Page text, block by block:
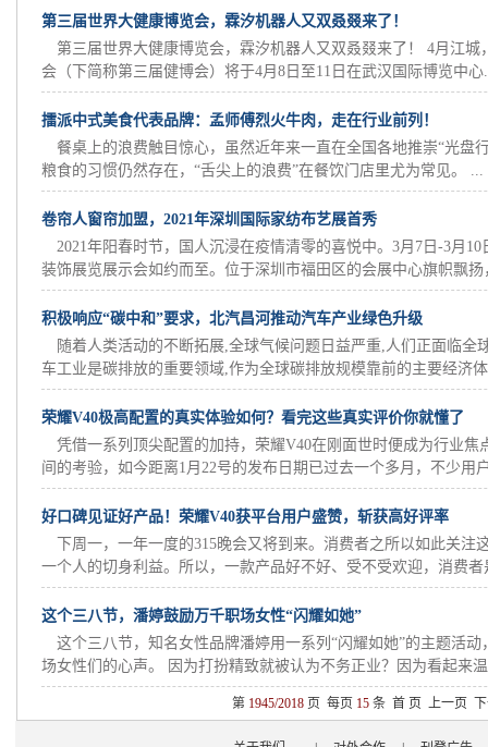
第三届世界大健康博览会，霖汐机器人又双叒叕来了！
第三届世界大健康博览会，霖汐机器人又双叒叕来了！ 4月江
会（下简称第三届健博会）将于4月8日至11日在武汉国际博览中心
擂派中式美食代表品牌：孟师傅烈火牛肉，走在行业前列！
餐桌上的浪费触目惊心，虽然近年来一直在全国各地推崇“光盘
粮食的习惯仍然存在，“舌尖上的浪费”在餐饮门店里尤为常见。 ...
卷帘人窗帘加盟，2021年深圳国际家纺布艺展首秀
2021年阳春时节，国人沉浸在疫情清零的喜悦中。3月7日-3月
装饰展览展示会如约而至。位于深圳市福田区的会展中心旗帜飘扬
积极响应“碳中和”要求，北汽昌河推动汽车产业绿色升级
随着人类活动的不断拓展,全球气候问题日益严重,人们正面临全
车工业是碳排放的重要领域,作为全球碳排放规模靠前的主要经济
荣耀V40极高配置的真实体验如何？看完这些真实评价你就懂了
凭借一系列顶尖配置的加持，荣耀V40在刚面世时便成为行业焦
间的考验，如今距离1月22号的发布日期已过去一个多月，不少用
好口碑见证好产品！荣耀V40获平台用户盛赞，斩获高好评率
下周一，一年一度的315晚会又将到来。消费者之所以如此关注
一个人的切身利益。所以，一款产品好不好、受不受欢迎，消费者
这个三八节，潘婷鼓励万千职场女性“闪耀如她”
这个三八节，知名女性品牌潘婷用一系列“闪耀如她”的主题活
场女性们的心声。 因为打扮精致就被认为不务正业？因为看起来
第 1945/2018 页 每页 15 条 首 页 上一页